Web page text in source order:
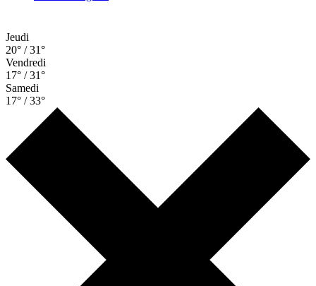
Jeudi
20° / 31°
Vendredi
17° / 31°
Samedi
17° / 33°